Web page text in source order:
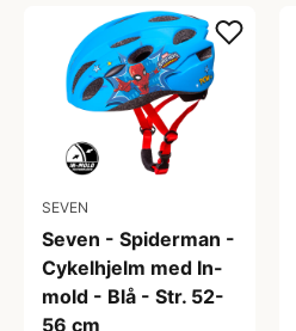
SEVEN
Seven - Spiderman -
Cykelhjelm med In-
mold - Blå - Str. 52-
56 cm